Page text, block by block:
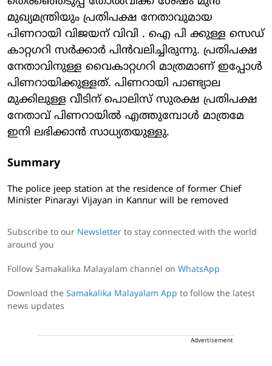
മുഖ്യമന്ത്രിയും പ്രതിപക്ഷ നേതാവുമായ
പിണറായി വിജയന് വിവി . ഐ പി ക്കുള്ള സെഡ്
കാറ്റഗറി സര്‍ക്കാര്‍ പിന്‍വലിച്ചിരുന്നു. പ്രതിപക്ഷ
നേതാവിനുള്ള വൈകാറ്റഗറി മാത്രമാണ് ഇപ്പോള്‍
പിണറായിക്കുള്ളത്. പിണറായി പാണ്ട്യാല
മുക്കിലുള്ള വീടിന് പൊലിസ് സുരക്ഷ പ്രതിപക്ഷ
നേതാവ് പിണറായില്‍ എത്തുമ്പോള്‍ മാത്രമേ
ഇനി ലഭിക്കാന്‍ സാധ്യതയുള്ളു.
Summary
The police jeep station at the residence of former Chief
Minister Pinarayi Vijayan in Kannur will be removed
Subscribe to our Newsletter to stay connected with the world
around you
Follow Samakalika Malayalam channel on WhatsApp
Download the Samakalika Malayalam App to follow the latest
news updates
Advertisement